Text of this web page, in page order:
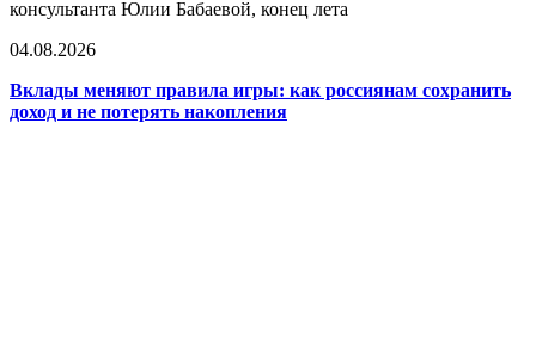
консультанта Юлии Бабаевой, конец лета
04.08.2026
Вклады меняют правила игры: как россиянам сохранить
доход и не потерять накопления